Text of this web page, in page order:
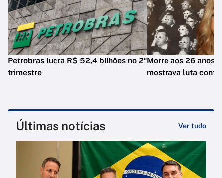
Petrobras lucra R$ 52,4 bilhões no 2º
trimestre
Morre aos 26 anos
mostrava luta
Últimas notícias Ver tudo